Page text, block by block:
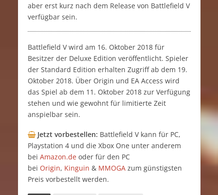
aber erst kurz nach dem Release von Battlefield V
verfügbar sein.
Battlefield V wird am 16. Oktober 2018 für
Besitzer der Deluxe Edition veröffentlicht. Spieler
der Standard Edition erhalten Zugriff ab dem 19.
Oktober 2018. Über Origin und EA Access wird
das Spiel ab dem 11. Oktober 2018 zur Verfügung
stehen und wie gewohnt für limitierte Zeit
anspielbar sein.
Jetzt vorbestellen: Battlefield V kann für PC,
Playstation 4 und die Xbox One unter anderem
bei Amazon.deoder für den PC
bei Origin, Kinguin & MMOGA zum günstigsten
Preis vorbestellt werden.